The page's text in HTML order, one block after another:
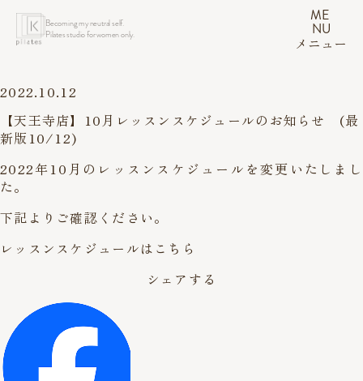
Becoming my neutral self.
Pilates studio for women only.
ME
NU
メニュー
2022.10.12
【天王寺店】10月レッスンスケジュールのお知らせ (最
新版10/12)
2022年10月のレッスンスケジュールを変更いたしまし
た。
下記よりご確認ください。
レッスンスケジュールはこちら
シェアする